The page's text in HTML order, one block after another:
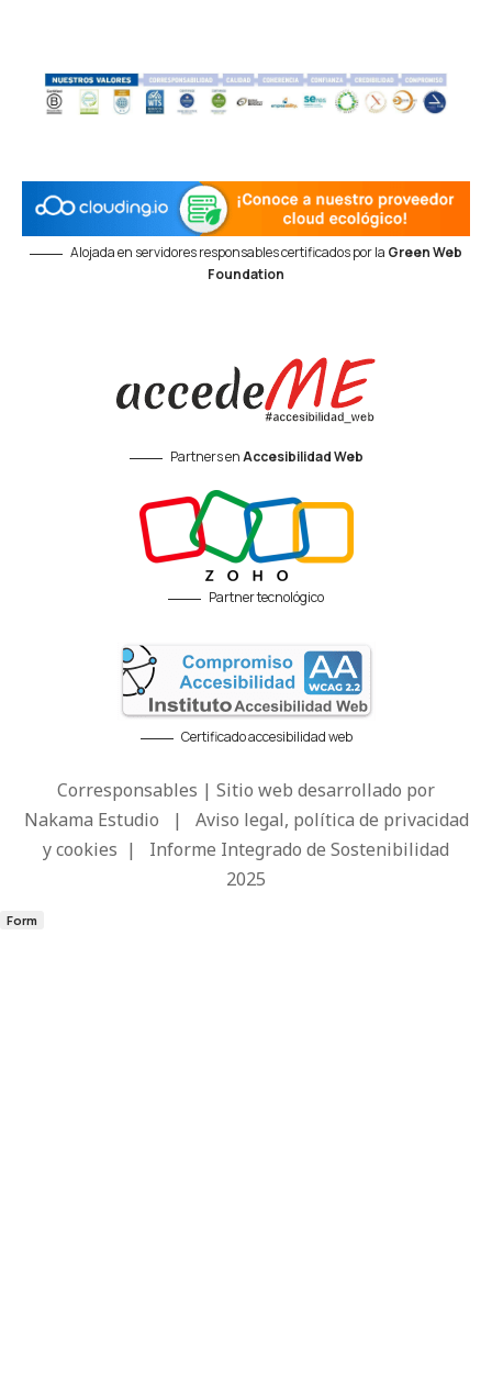
Alojada en servidores responsables certificados por la Green Web
Foundation
Partners enAccesibilidad Web
Partner tecnológico
Certificado accesibilidad web
Corresponsables | Sitio web desarrollado por
Nakama Estudio | Aviso legal, política de privacidad
y cookies | Informe Integrado de Sostenibilidad
2025
Form